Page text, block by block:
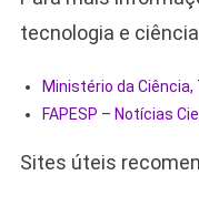
tecnologia e
Ministério da
FAPESP – Notícias
Sites úteis